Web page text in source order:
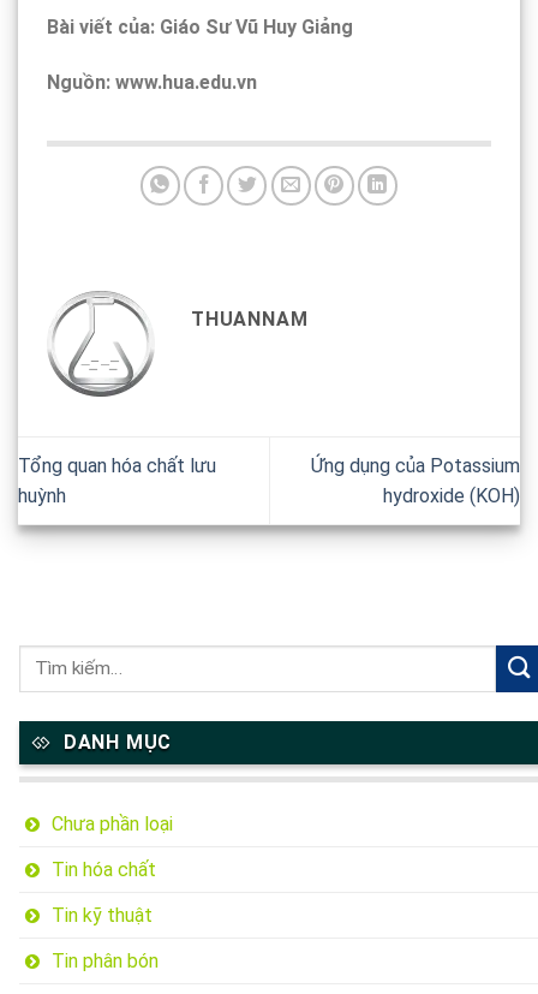
Bài viết của: Giáo Sư Vũ Huy Giảng
Nguồn: www.hua.edu.vn
THUANNAM
Tổng quan hóa chất lưu
huỳnh
Ứng dụng của Potassium
hydroxide (KOH)
DANH MỤC
Chưa phần loại
Tin hóa chất
Tin kỹ thuật
Tin phân bón